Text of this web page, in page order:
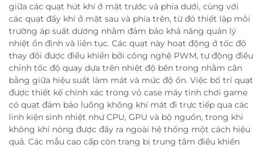
giữa các quạt hút khí ở mặt trước và phía dưới, cùng với
các quạt đẩy khí ở mặt sau và phía trên, từ đó thiết lập môi
trường áp suất dương nhằm đảm bảo khả năng quản lý
nhiệt ổn định và liên tục. Các quạt này hoạt động ở tốc độ
thay đổi được điều khiển bởi công nghệ PWM, tự động điều
chỉnh tốc độ quay dựa trên nhiệt độ bên trong nhằm cân
bằng giữa hiệu suất làm mát và mức độ ồn. Việc bố trí quạt
được thiết kế chính xác trong vỏ case máy tính chơi game
có quạt đảm bảo luồng không khí mát đi trực tiếp qua các
linh kiện sinh nhiệt như CPU, GPU và bộ nguồn, trong khi
không khí nóng được đẩy ra ngoài hệ thống một cách hiệu
quả. Các mẫu cao cấp còn trang bị trung tâm điều khiển